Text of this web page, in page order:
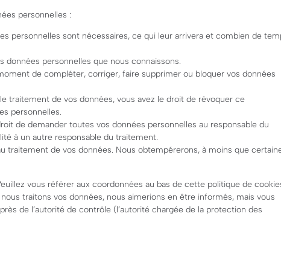
personnelles :
personnelles sont nécessaires, ce qui leur arrivera et combien de
données personnelles que nous connaissons.
de compléter, corriger, faire supprimer ou bloquer vos données
traitement de vos données, vous avez le droit de révoquer ce
personnelles.
de demander toutes vos données personnelles au responsable du
à un autre responsable du traitement.
traitement de vos données. Nous obtempérerons, à moins que
vous référer aux coordonnées au bas de cette politique de
traitons vos données, nous aimerions en être informés, mais vous
de l’autorité de contrôle (l’autorité chargée de la protection des